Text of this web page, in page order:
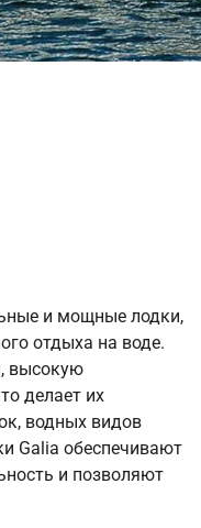
и мощные лодки,
отдыха на воде.
высокую
делает их
водных видов
Galia обеспечивают
и позволяют